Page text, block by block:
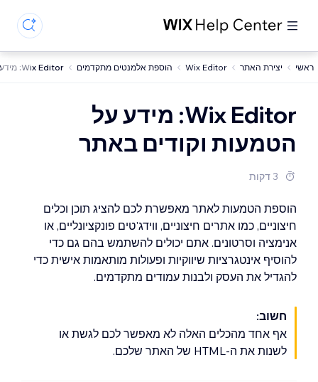
ראשי יצירת האתר Wix Editor הוספת אלמנטים מתקדמים Wix Editor: מידע על הטמעות וקודים באתר
Wix Editor: מידע על
הטמעות וקודים באתר
3 דקות
הוספת הטמעות לאתר מאפשרת לכם להציג תוכן וכלים
חיצוניים, כמו אתרים חיצוניים, ווידג'טים פונקציונליים, או
אנימציה וסרטונים. אתם יכולים להשתמש בהם גם כדי
להוסיף אינטגרציות שיווקיות ופעולות מותאמות אישית כדי
להגדיל את העסק ולבנות עמודים מתקדמים.
חשוב:
אף אחד מהכלים האלה לא מאפשר לכם לגשת או
לשנות את ה-HTML של האתר שלכם.